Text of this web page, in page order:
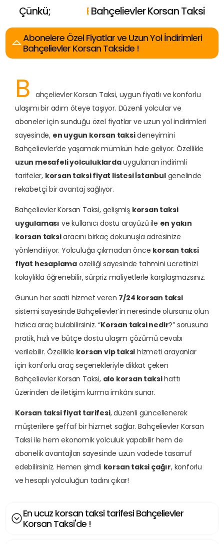
Çünkü; uz
Bahçelievler Korsan Taksi
Abonelere Özel Fiyatlar ve Uzun Yol İndirimleri
Bahçelievler Korsan Takside !
B ahçelievler Korsan Taksi, uygun fiyatlı ve konforlu
ulaşımı bir adım öteye taşıyor. Düzenli yolcular ve
aboneler için sunduğu özel fiyatlar ve uzun yol indirimleri
sayesinde, en uygun korsan taksideneyimini
Bahçelievler’de yaşamak mümkün hale geliyor. Özellikle
uzun mesafeli yolculuklardauygulanan indirimli
tarifeler, korsan taksi fiyat listesi İstanbulgenelinde
rekabetçi bir avantaj sağlıyor.
Bahçelievler Korsan Taksi, gelişmiş korsan taksi
uygulaması ve kullanıcı dostu arayüzü ile en yakın
korsan taksiaracını birkaç dokunuşla adresinize
yönlendiriyor. Yolculuğa çıkmadan önce korsan taksi
fiyat hesaplama özelliği sayesinde tahmini ücretinizi
kolaylıkla öğrenebilir, sürpriz maliyetlerle karşılaşmazsınız.
Günün her saati hizmet veren 7/24 korsan taksi
sistemi sayesinde Bahçelievler’in neresinde olursanız olun
hızlıca araç bulabilirsiniz. “Korsan taksi nedir?” sorusuna
pratik, hızlı ve bütçe dostu ulaşım çözümü cevabı
verilebilir. Özellikle korsan vip taksi hizmeti arayanlar
için konforlu araç seçenekleriyle dikkat çeken
Bahçelievler Korsan Taksi, alo korsan taksihattı
üzerinden de iletişim kurma imkânı sunar.
Korsan taksi fiyat tarifesi, düzenli güncellenerek
müşterilere şeffaf bir hizmet sağlar. Bahçelievler Korsan
Taksi ile hem ekonomik yolculuk yapabilir hem de
abonelik avantajları sayesinde uzun vadede tasarruf
edebilirsiniz. Hemen şimdi korsan taksi çağır, konforlu
ve hesaplı yolculuğun tadını çıkar!
En ucuz korsan taksi tarifesi Bahçelievler
Korsan Taksi'de !